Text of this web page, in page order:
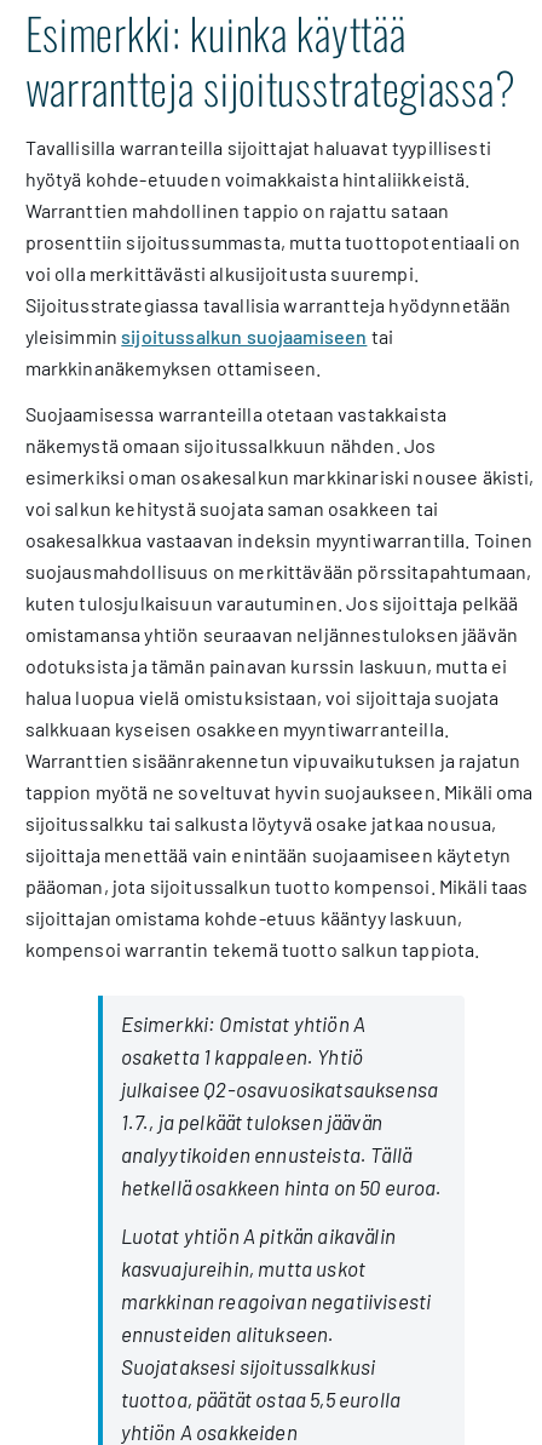
Esimerkki: kuinka käyttää
warrantteja sijoitusstrategiassa?
Tavallisilla warranteilla sijoittajat haluavat tyypillisesti
hyötyä kohde-etuuden voimakkaista hintaliikkeistä.
Warranttien mahdollinen tappio on rajattu sataan
prosenttiin sijoitussummasta, mutta tuottopotentiaali on
voi olla merkittävästi alkusijoitusta suurempi.
Sijoitusstrategiassa tavallisia warrantteja hyödynnetään
yleisimminsijoitussalkun suojaamiseen tai
markkinanäkemyksen ottamiseen.
Suojaamisessa warranteilla otetaan vastakkaista
näkemystä omaan sijoitussalkkuun nähden. Jos
esimerkiksi oman osakesalkun markkinariski nousee äkisti,
voi salkun kehitystä suojata saman osakkeen tai
osakesalkkua vastaavan indeksin myyntiwarrantilla. Toinen
suojausmahdollisuus on merkittävään pörssitapahtumaan,
kuten tulosjulkaisuun varautuminen. Jos sijoittaja pelkää
omistamansa yhtiön seuraavan neljännestuloksen jäävän
odotuksista ja tämän painavan kurssin laskuun, mutta ei
halua luopua vielä omistuksistaan, voi sijoittaja suojata
salkkuaan kyseisen osakkeen myyntiwarranteilla.
Warranttien sisäänrakennetun vipuvaikutuksen ja rajatun
tappion myötä ne soveltuvat hyvin suojaukseen. Mikäli oma
sijoitussalkku tai salkusta löytyvä osake jatkaa nousua,
sijoittaja menettää vain enintään suojaamiseen käytetyn
pääoman, jota sijoitussalkun tuotto kompensoi. Mikäli taas
sijoittajan omistama kohde-etuus kääntyy laskuun,
kompensoi warrantin tekemä tuotto salkun tappiota.
Esimerkki: Omistat yhtiön A
osaketta 1 kappaleen. Yhtiö
julkaisee Q2-osavuosikatsauksensa
1.7., ja pelkäät tuloksen jäävän
analyytikoiden ennusteista. Tällä
hetkellä osakkeen hinta on 50 euroa.
Luotat yhtiön A pitkän aikavälin
kasvuajureihin, mutta uskot
markkinan reagoivan negatiivisesti
ennusteiden alitukseen.
Suojataksesi sijoitussalkkusi
tuottoa, päätät ostaa 5,5 eurolla
yhtiön A osakkeiden